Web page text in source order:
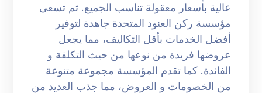
عالية بأسعار معقولة تناسب الجميع. ثم تسعى
مؤسسة ركن العنود المتحدة جاهدة لتوفير
أفضل الخدمات بأقل التكاليف، مما يجعل
عروضها فريدة من نوعها من حيث التكلفة و
الفائدة. كما تقدم المؤسسة مجموعة متنوعة
من الخصومات و العروض، مما جذب العديد من